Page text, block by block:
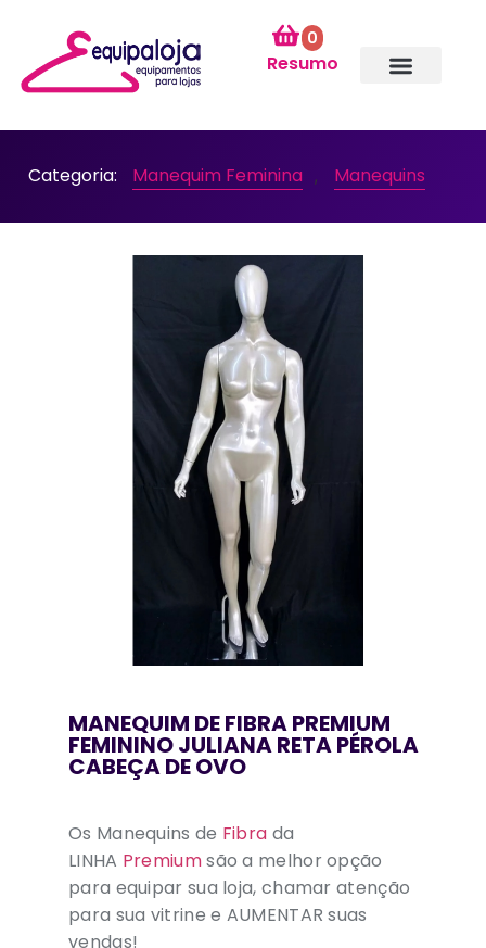
0
Resumo
Categoria: Manequim Feminina , Manequins
MANEQUIM DE FIBRA PREMIUM
FEMININO JULIANA RETA PÉROLA
CABEÇA DE OVO
Os Manequins de Fibra da
LINHA Premiumsão a melhor opção
para equipar sua loja, chamar atenção
para sua vitrine e AUMENTAR suas
vendas!